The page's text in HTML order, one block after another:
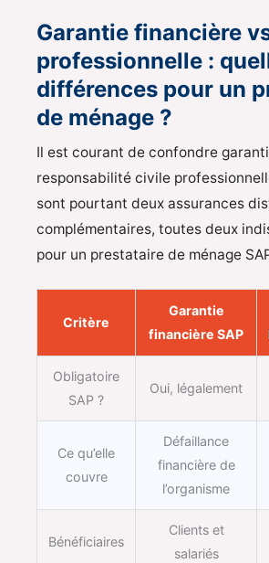
Garantie financière
professionnelle :
différences pour un
de ménage ?
Il est courant de confondre
responsabilité civile
sont pourtant deux assurances
complémentaires, toutes deux
pour un prestataire de ménage
Critère
Garantie
financière SAP
Obligatoire
SAP ?
Oui, légalement
Ce qu’elle
couvre
Défaillance
financière de
l’organisme
Bénéficiaires
Clients et
salariés